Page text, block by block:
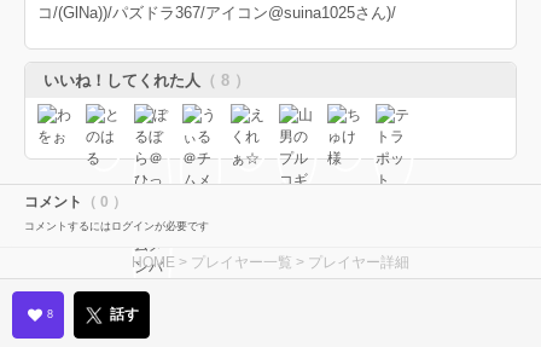
コ/(GlNa))/パズドラ367/アイコン@suina1025さん)/
いいね！してくれた人 （ 8 ）
コメント （ 0 ）
コメントするにはログインが必要です
HOME > プレイヤー一覧 > プレイヤー詳細
8 話す